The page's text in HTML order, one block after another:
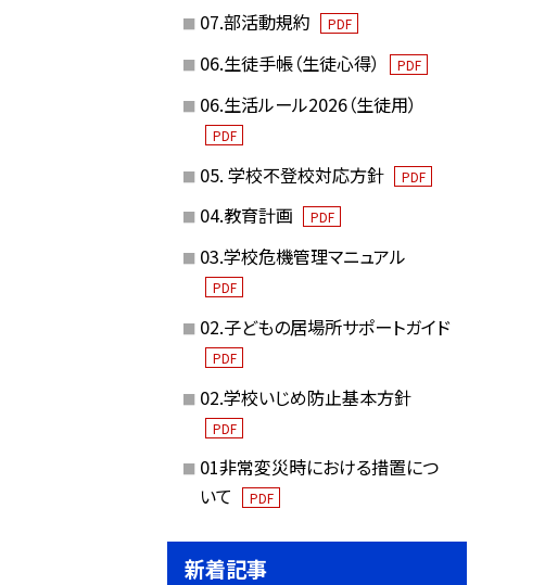
07.部活動規約 PDF
06.生徒手帳（生徒心得） PDF
06.生活ルール2026（生徒用）
PDF
05. 学校不登校対応方針 PDF
04.教育計画 PDF
03.学校危機管理マニュアル
PDF
02.子どもの居場所サポートガイド
PDF
02.学校いじめ防止基本方針
PDF
01非常変災時における措置につ
いて
PDF
新着記事